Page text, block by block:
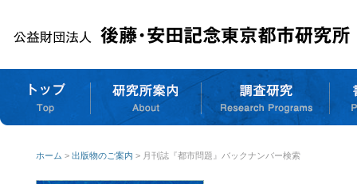
ホーム > 出版物のご案内 > 月刊誌『都市問題』バックナンバー検索